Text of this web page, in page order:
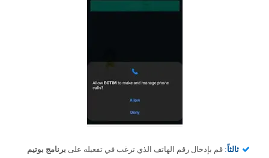
ثالثاً: قم بإدخال رقم الهاتف الذي ترغب في تفعيله على برنامج بوتيم